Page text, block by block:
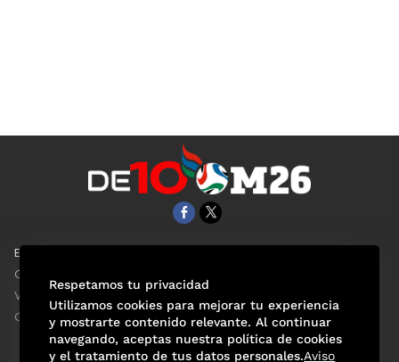
EL UNIVERSAL
Clase
ViveUSA
Confabulario
Respetamos tu privacidad
Utilizamos cookies para mejorar tu experiencia
y mostrarte contenido relevante. Al continuar
navegando, aceptas nuestra política de cookies
y el tratamiento de tus datos personales.Aviso